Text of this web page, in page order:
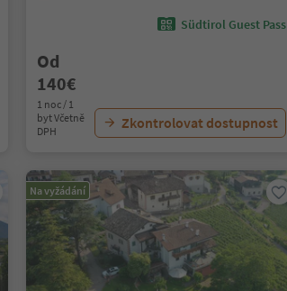
Südtirol Guest Pass
Od
140€
1 noc / 1
byt Včetně
DPH
Zkontrolovat dostupnost
Na vyžádání